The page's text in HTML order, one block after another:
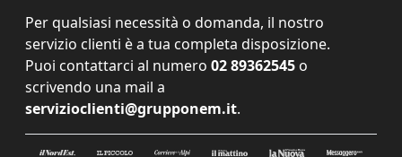
Per qualsiasi necessità o domanda, il nostro
servizio clienti è a tua completa disposizione.
Puoi contattarci al numero 02 89362545 o
scrivendo una mail a
servizioclienti@grupponem.it.